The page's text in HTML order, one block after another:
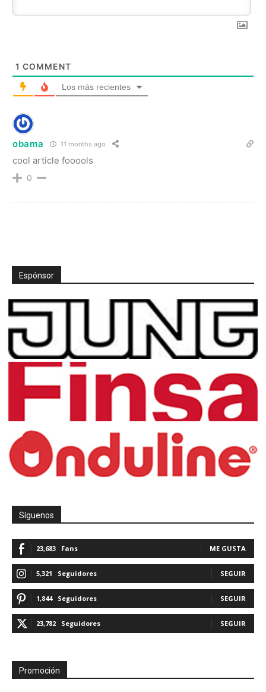
1 COMMENT
Los más recientes
obama 11 months ago
cool article fooools
0
Espónsor
Síguenos
23,683 Fans ME GUSTA
5,321 Seguidores SEGUIR
1,844 Seguidores SEGUIR
23,782 Seguidores SEGUIR
Promoción